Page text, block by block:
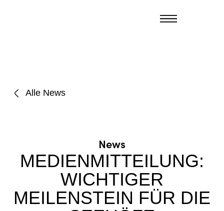
Alle News
News
MEDIENMITTEILUNG:
WICHTIGER
MEILENSTEIN FÜR DIE